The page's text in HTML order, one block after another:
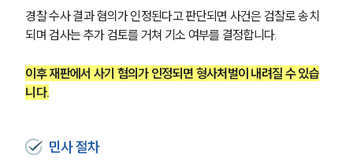
경찰 수사 결과 혐의가 인정된다고 판단되면 사건은 검찰로 송치
되며 검사는 추가 검토를 거쳐 기소 여부를 결정합니다.
이후 재판에서 사기 혐의가 인정되면 형사처벌이 내려질 수 있습
니다.
민사 절차